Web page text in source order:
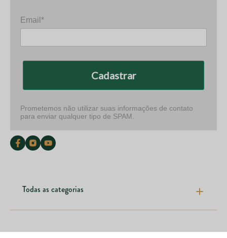
Email*
Cadastrar
Prometemos não utilizar suas informações de contato
para enviar qualquer tipo de SPAM.
Todas as categorias
Articulações e ossos